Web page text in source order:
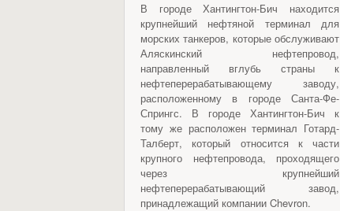
В городе Хантингтон-Бич находится
крупнейший нефтяной терминал для
морских танкеров, которые обслуживают
Аляскинский нефтепровод,
направленный вглубь страны к
нефтеперерабатывающему заводу,
расположенному в городе Санта-Фе-
Спрингс. В городе Хантингтон-Бич к
тому же расположен терминал Готард-
Талберт, который относится к части
крупного нефтепровода, проходящего
через крупнейший
нефтеперерабатывающий завод,
принадлежащий компании Chevron.